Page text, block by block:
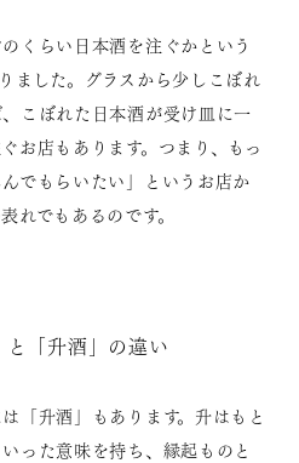
くらい日本酒を注ぐかという
ました。グラスから少しこぼれ
こぼれた日本酒が受け皿に一
お店もあります。つまり、もっ
でもらいたい」というお店か
れでもあるのです。
と「升酒」の違い
「升酒」もあります。升はもと
った意味を持ち、縁起ものと